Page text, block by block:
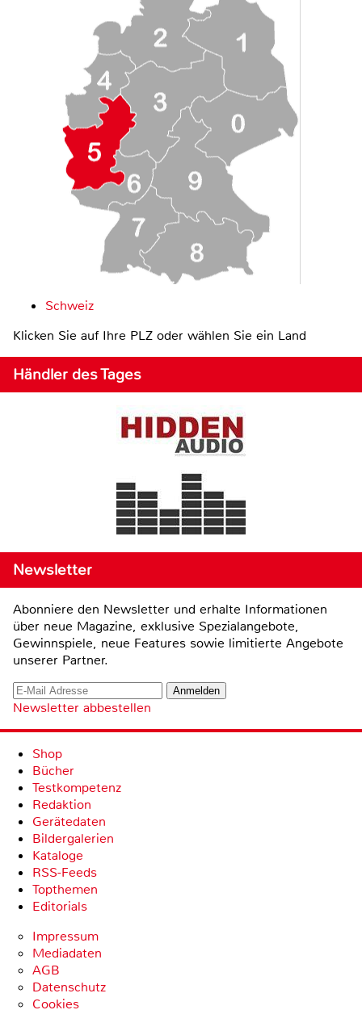
Schweiz
Klicken Sie auf Ihre PLZ oder wählen Sie ein Land
Händler des Tages
Newsletter
Abonniere den Newsletter und erhalte Informationen
über neue Magazine, exklusive Spezialangebote,
Gewinnspiele, neue Features sowie limitierte Angebote
unserer Partner.
Newsletter abbestellen
Shop
Bücher
Testkompetenz
Redaktion
Gerätedaten
Bildergalerien
Kataloge
RSS-Feeds
Topthemen
Editorials
Impressum
Mediadaten
AGB
Datenschutz
Cookies